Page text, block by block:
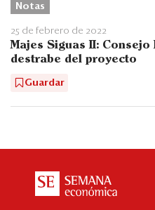
Notas
25 de febrero de 2022
Majes Siguas II:
destrabe del proyecto
Guardar